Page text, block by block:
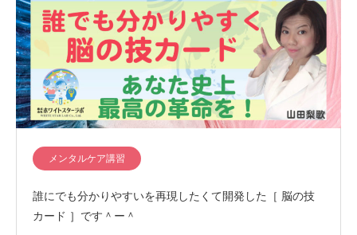
メンタルケア講習
誰にでも分かりやすいを再現したくて開発した［ 脳の技
カード ］です＾ー＾